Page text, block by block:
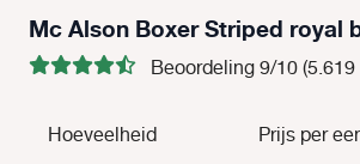
Mc Alson Boxer Striped royal
Beoordeling 9/10
Hoeveelheid Prijs per